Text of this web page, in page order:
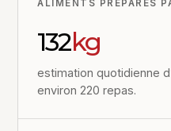
ALIMENTS PRÉPARÉS
132kg
estimation quotidienne
environ 220 repas.